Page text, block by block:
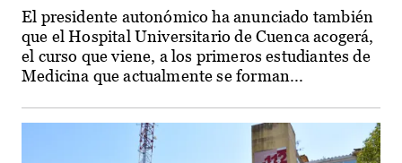
El presidente autonómico ha anunciado también
que el Hospital Universitario de Cuenca acogerá,
el curso que viene, a los primeros estudiantes de
Medicina que actualmente se forman...